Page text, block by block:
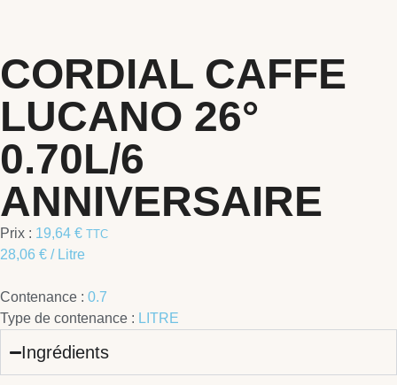
CORDIAL CAFFE
LUCANO 26°
0.70L/6
ANNIVERSAIRE
Prix : 19,64 € TTC
28,06 € / Litre
Contenance : 0.7
Type de contenance : LITRE
Ingrédients